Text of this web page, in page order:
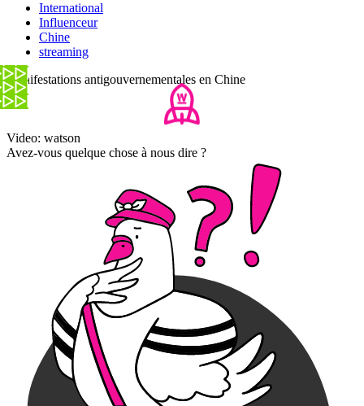
International
Influenceur
Chine
streaming
Manifestations antigouvernementales en Chine
Video: watson
Avez-vous quelque chose à nous dire ?